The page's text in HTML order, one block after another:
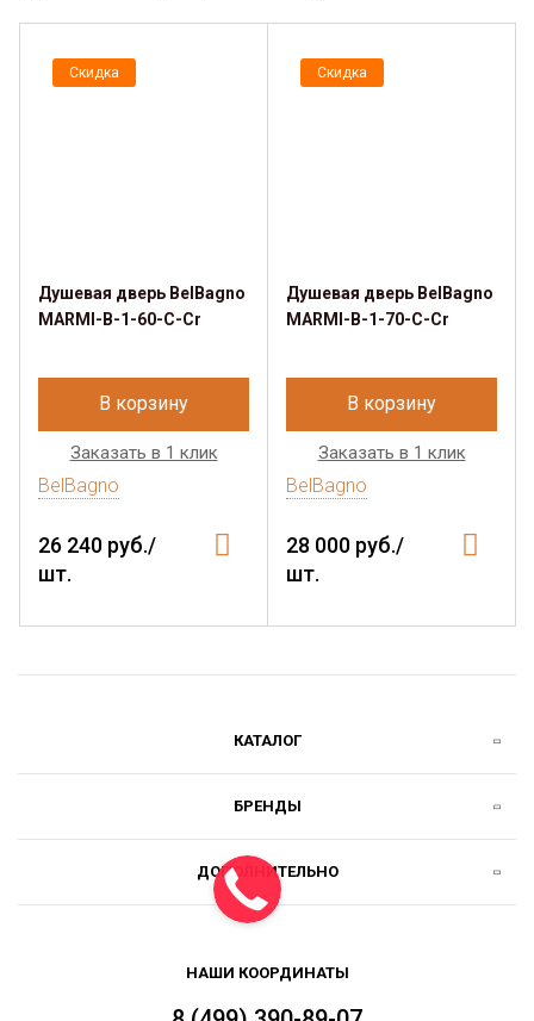
Скидка
Душевая дверь BelBagno
MARMI-B-1-60-C-Cr
В корзину
Заказать в 1 клик
BelBagno
26 240 руб./
шт.
Скидка
Душевая дверь BelBagno
MARMI-B-1-70-C-Cr
В корзину
Заказать в 1 клик
BelBagno
28 000 руб./
шт.
КАТАЛОГ
БРЕНДЫ
ДОПОЛНИТЕЛЬНО
НАШИ КООРДИНАТЫ